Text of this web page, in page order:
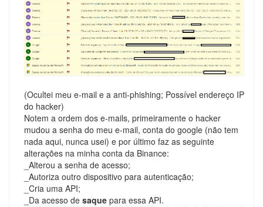
(Ocultei meu e-mail e a anti-phishing; Possível endereço IP
do hacker)
Notem a ordem dos e-mails, primeiramente o hacker
mudou a senha do meu e-mail, conta do google (não tem
nada aqui, nunca usei) e por último faz as seguinte
alterações na minha conta da Binance:
_Alterou a senha de acesso;
_Autoriza outro dispositivo para autenticação;
_Cria uma API;
_Da acesso de saque para essa API.